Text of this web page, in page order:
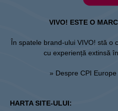
VIVO! ESTE O
În spatele brand-ului VIVO! stă o
cu experiență extinsă
» Despre CPI Europe
HARTA SITE-ULUI: